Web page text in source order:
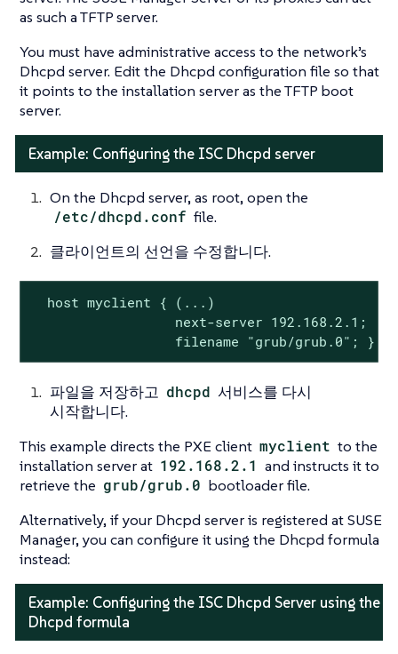
as such a TFTP server.
You must have administrative access to the network’s
Dhcpd server. Edit the Dhcpd configuration file so that
it points to the installation server as the TFTP boot
server.
Example: Configuring the ISC Dhcpd server
On the Dhcpd server, as root, open the
/etc/dhcpd.conf file.
클라이언트의 선언을 수정합니다.
  host myclient { (...)
                  next-server 192.168.2.1;
                  filename "grub/grub.0"; }
파일을 저장하고 dhcpd 서비스를 다시
시작합니다.
This example directs the PXE client myclient to the
installation server at 192.168.2.1 and instructs it to
retrieve the grub/grub.0 bootloader file.
Alternatively, if your Dhcpd server is registered at SUSE
Manager, you can configure it using the Dhcpd formula
instead:
Example: Configuring the ISC Dhcpd Server using the
Dhcpd formula